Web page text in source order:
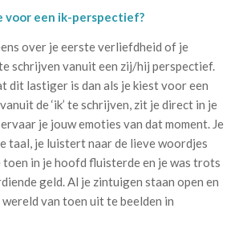
voor een ik-perspectief?
over je eerste verliefdheid of je
schrijven vanuit een zij/hij perspectief.
dit lastiger is dan als je kiest voor een
de ‘ik’ te schrijven, zit je direct in je
je jouw emoties van dat moment. Je
taal, je luistert naar de lieve woordjes
in je hoofd fluisterde en je was trots
geld. Al je zintuigen staan open en
wereld van toen uit te beelden in